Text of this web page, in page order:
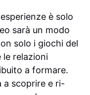
è solo
sarà un modo
solo i giochi del
le relazioni
a formare.
a scoprire e ri-